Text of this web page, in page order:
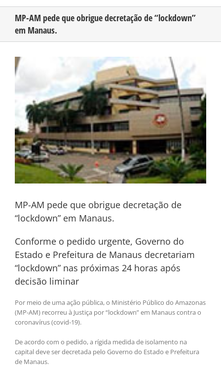
CONHEÇA O AMAZONAS
PUBLICIDADE
CONTATO
MP-AM pede que obrigue decretação de “lockdown”
em Manaus.
View
Larger
MP-AM pede que obrigue decretação de
“lockdown” em Manaus.
Conforme o pedido urgente, Governo do
Estado e Prefeitura de Manaus decretariam
“lockdown” nas próximas 24 horas após
decisão liminar
Por meio de uma ação pública, o Ministério Público do Amazonas
(MP-AM) recorreu à Justiça por “lockdown” em Manaus contra o
coronavírus (covid-19).
De acordo com o pedido, a rígida medida de isolamento na
capital deve ser decretada pelo Governo do Estado e Prefeitura
de Manaus.